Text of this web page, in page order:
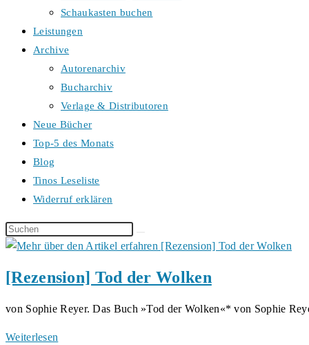
Schaukasten buchen
Leistungen
Archive
Autorenarchiv
Bucharchiv
Verlage & Distributoren
Neue Bücher
Top-5 des Monats
Blog
Tinos Leseliste
Widerruf erklären
Diese
Website
[Rezension] Tod der Wolken
von Sophie Reyer. Das Buch »Tod der Wolken«* von Sophie
Weiterlesen